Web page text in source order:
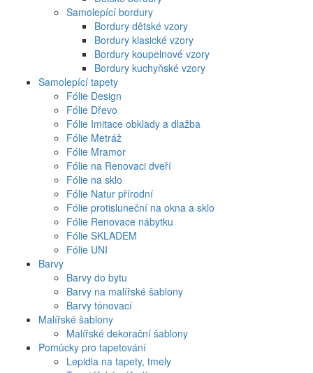
Samolepící bordury
Bordury dětské vzory
Bordury klasické vzory
Bordury koupelnové vzory
Bordury kuchyňské vzory
Samolepící tapety
Fólie Design
Fólie Dřevo
Fólie Imitace obklady a dlažba
Fólie Metráž
Fólie Mramor
Fólie na Renovaci dveří
Fólie na sklo
Fólie Natur přírodní
Fólie protisluneční na okna a sklo
Fólie Renovace nábytku
Fólie SKLADEM
Fólie UNI
Barvy
Barvy do bytu
Barvy na malířské šablony
Barvy tónovací
Malířské šablony
Malířské dekorační šablony
Pomůcky pro tapetování
Lepidla na tapety, tmely